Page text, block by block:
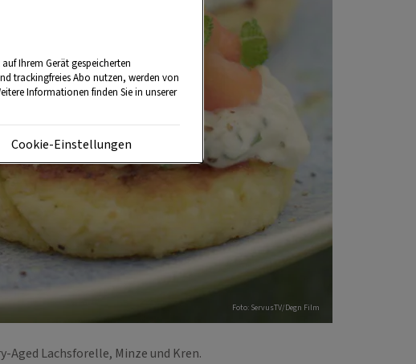
Foto: ServusTV/Degn Film
Lachsforelle, Minze und Kren.
Ihrem Gerät gespeicherten
trackingfreies Abo nutzen, werden von
Informationen finden Sie in unserer
Cookie-Einstellungen